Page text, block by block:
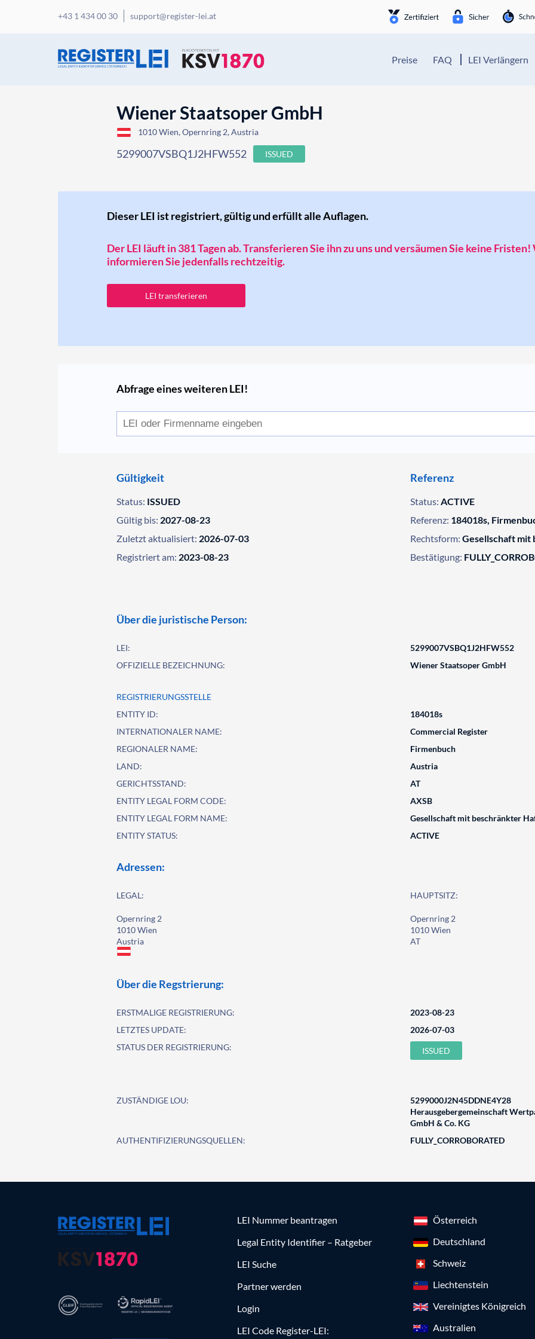
+43 1 434 00 30 support@register-lei.at
Preise FAQ LEI Verlängern
Wiener Staatsoper GmbH
1010 Wien, Opernring 2, Austria
5299007VSBQ1J2HFW552 ISSUED
Dieser LEI ist registriert, gültig und erfüllt alle Auflagen.
Der LEI läuft in 381 Tagen ab. Transferieren Sie ihn zu uns und versäumen Sie keine
informieren Sie jedenfalls rechtzeitig.
LEI transferieren
Abfrage eines weiteren LEI!
Gültigkeit
Status: ISSUED
Gültig bis: 2027-08-23
Zuletzt aktualisiert: 2026-07-03
Registriert am: 2023-08-23
Referenz
Status: ACTIVE
Referenz: 184018s,
Rechtsform: Gesellschaft mit
Bestätigung:
Über die juristische Person:
LEI:
5299007VSBQ1J2HFW552
OFFIZIELLE BEZEICHNUNG:
Wiener Staatsoper GmbH
REGISTRIERUNGSSTELLE
ENTITY ID:
184018s
INTERNATIONALER NAME:
Commercial Register
REGIONALER NAME:
Firmenbuch
LAND:
Austria
GERICHTSSTAND:
AT
ENTITY LEGAL FORM CODE:
AXSB
ENTITY LEGAL FORM NAME:
Gesellschaft mit beschränkter
ENTITY STATUS:
ACTIVE
Adressen:
LEGAL:
Opernring 2
1010 Wien
Austria
HAUPTSITZ:
Opernring 2
1010 Wien
AT
Über die Regstrierung:
ERSTMALIGE REGISTRIERUNG:
2023-08-23
LETZTES UPDATE:
2026-07-03
STATUS DER REGISTRIERUNG:
ISSUED
ZUSTÄNDIGE LOU:
5299000J2N45DDNE4Y28
Herausgebergemeinschaft
GmbH & Co. KG
AUTHENTIFIZIERUNGSQUELLEN:
FULLY_CORROBORATED
LEI Nummer beantragen
Legal Entity Identifier – Ratgeber
LEI Suche
Partner werden
Login
LEI Code Register-LEI:
Österreich
Deutschland
Schweiz
Liechtenstein
Vereinigtes Königreich
Australien